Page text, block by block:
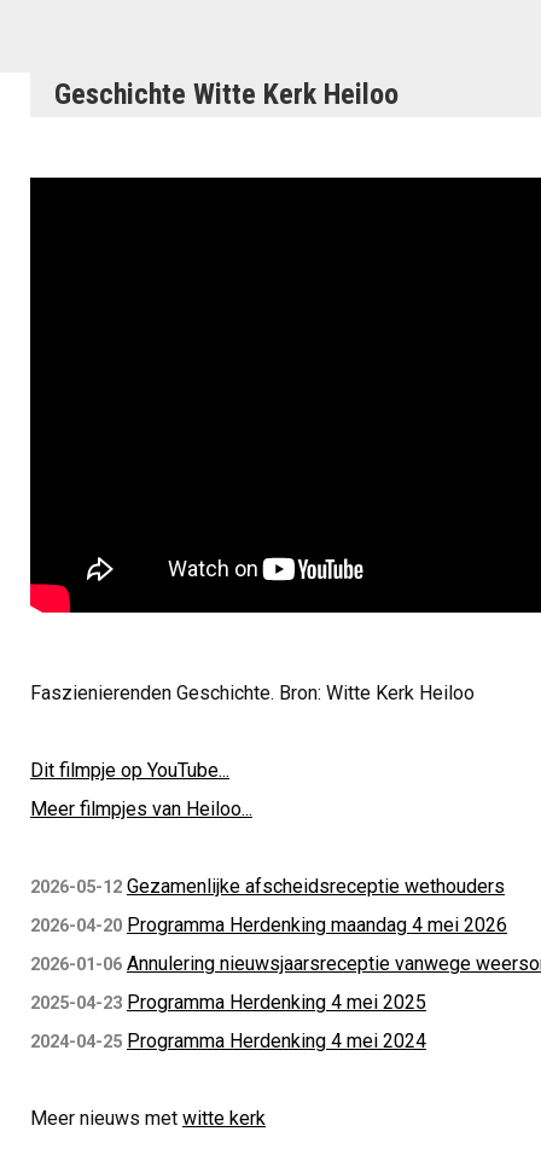
Geschichte Witte Kerk Heiloo
Faszienierenden Geschichte. Bron: Witte Kerk Heiloo
Dit filmpje op YouTube...
Meer filmpjes van Heiloo...
2026-05-12 Gezamenlijke afscheidsreceptie wethouders
2026-04-20 Programma Herdenking maandag 4 mei 2026
2026-01-06 Annulering nieuwsjaarsreceptie vanwege
2025-04-23 Programma Herdenking 4 mei 2025
2024-04-25 Programma Herdenking 4 mei 2024
Meer nieuws met witte kerk